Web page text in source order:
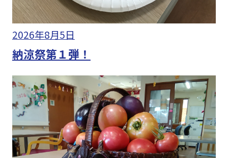
2026年8月5日
納涼祭第１弾！